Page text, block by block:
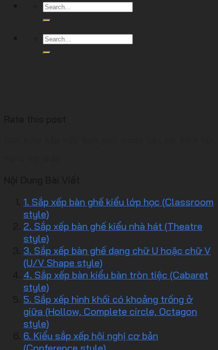
1. Sắp xếp bàn ghế kiểu lớp học (Classroom
style)
2. Sắp xếp bàn ghế kiểu nhà hát (Theatre
style)
3. Sắp xếp bàn ghế dạng chữ U hoặc chữ V
(U/V Shape style)
4. Sắp xếp bàn kiểu bàn tròn tiệc (Cabaret
style)
5. Sắp xếp hình khối có khoảng trống ở
giữa (Hollow, Complete circle, Octagon
style)
6. Kiểu sắp xếp hội nghị cơ bản